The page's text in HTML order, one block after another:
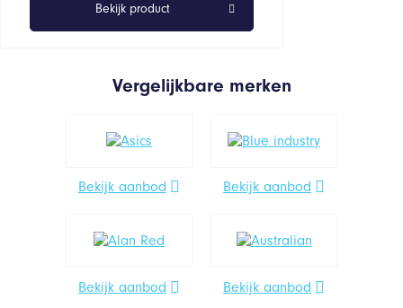
Bekijk product
Vergelijkbare merken
Bekijk aanbod Bekijk aanbod
Bekijk aanbod Bekijk aanbod